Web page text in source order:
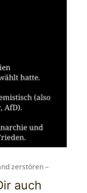
zerstören –
auch